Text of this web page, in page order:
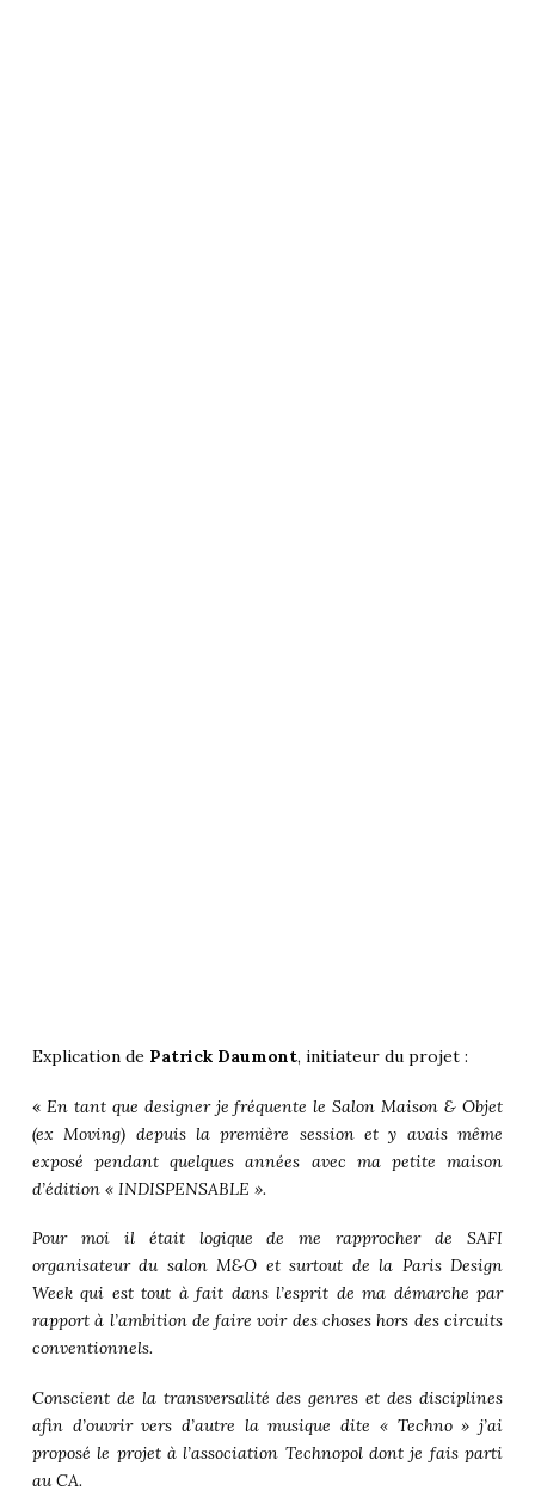
Explication de Patrick Daumont, initiateur du projet :
« En tant que designer je fréquente le Salon Maison & Objet
(ex Moving) depuis la première session et y avais même
exposé pendant quelques années avec ma petite maison
d’édition « INDISPENSABLE ».
Pour moi il était logique de me rapprocher de SAFI
organisateur du salon M&O et surtout de la Paris Design
Week qui est tout à fait dans l’esprit de ma démarche par
rapport à l’ambition de faire voir des choses hors des circuits
conventionnels.
Conscient de la transversalité des genres et des disciplines
afin d’ouvrir vers d’autre la musique dite « Techno » j’ai
proposé le projet à l’association Technopol dont je fais parti
au CA.